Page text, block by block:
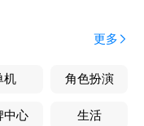
更多
机 角色扮演
中心 生活